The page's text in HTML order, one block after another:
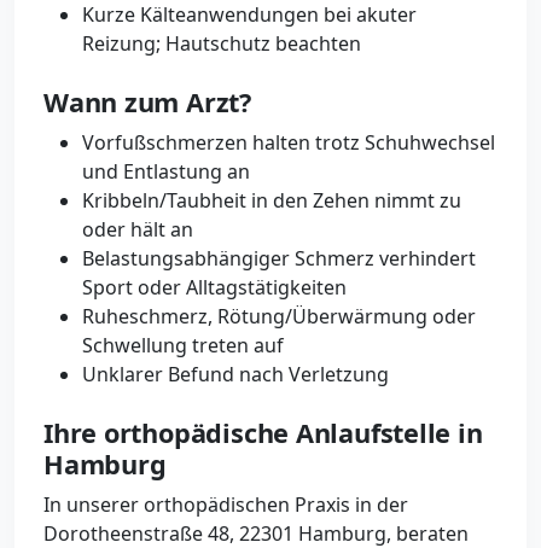
Kurze Kälteanwendungen bei akuter
Reizung; Hautschutz beachten
Wann zum Arzt?
Vorfußschmerzen halten trotz Schuhwechsel
und Entlastung an
Kribbeln/Taubheit in den Zehen nimmt zu
oder hält an
Belastungsabhängiger Schmerz verhindert
Sport oder Alltagstätigkeiten
Ruheschmerz, Rötung/Überwärmung oder
Schwellung treten auf
Unklarer Befund nach Verletzung
Ihre orthopädische Anlaufstelle in
Hamburg
In unserer orthopädischen Praxis in der
Dorotheenstraße 48, 22301 Hamburg, beraten